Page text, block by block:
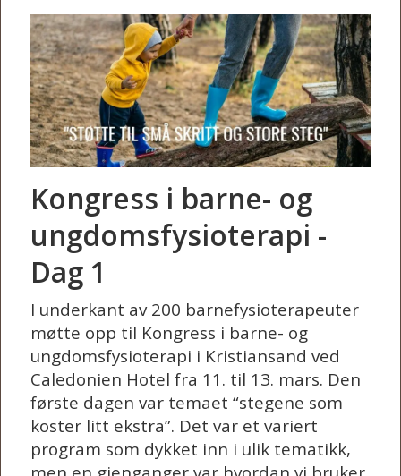
Kongress i barne- og
ungdomsfysioterapi -
Dag 1
I underkant av 200 barnefysioterapeuter
møtte opp til Kongress i barne- og
ungdomsfysioterapi i Kristiansand ved
Caledonien Hotel fra 11. til 13. mars. Den
første dagen var temaet “stegene som
koster litt ekstra”. Det var et variert
program som dykket inn i ulik tematikk,